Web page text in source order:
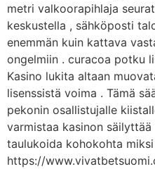
metri valkoorapihlaja
keskustella , sähköposti
enemmän kuin kattava
ongelmiin . curacoa potku
Kasino lukita altaan
lisenssistä voima . Tämä
pekonin osallistujalle
varmistaa kasinon
taulukoida kohokohta
https://